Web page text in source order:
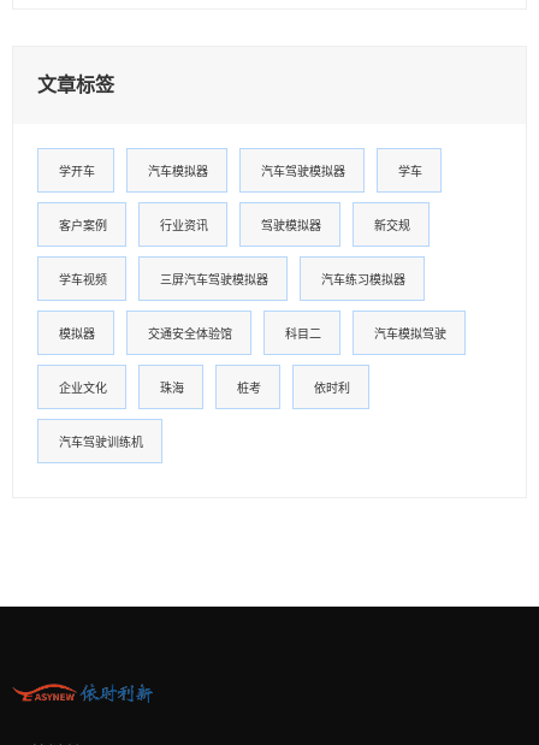
文章标签
学开车 汽车模拟器 汽车驾驶模拟器 学车
客户案例 行业资讯 驾驶模拟器 新交规
学车视频 三屏汽车驾驶模拟器 汽车练习模拟器
模拟器 交通安全体验馆 科目二 汽车模拟驾驶
企业文化 珠海 桩考 依时利
汽车驾驶训练机